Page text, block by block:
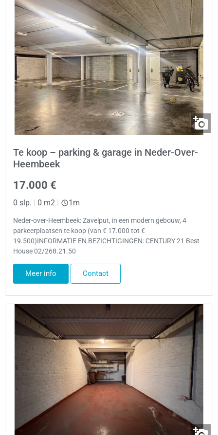
Te koop – parking & garage in Neder-Over-
Heembeek
17.000 €
0 slp. | 0 m2 | 1m
Neder-over-Heembeek: Zavelput, in een modern gebouw, 4
parkeerplaatsen te koop (van € 17.000 tot €
19.500)INFORMATIE EN BEZICHTIGINGEN: CENTURY 21 Best
House 02/268.21.50
Meer info Contact